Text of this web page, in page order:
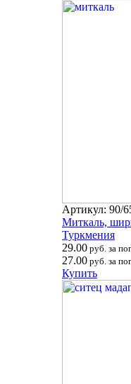
Артикул: 90/
Миткаль,
Туркмения
29.00 руб. за
27.00 руб. за
Купить